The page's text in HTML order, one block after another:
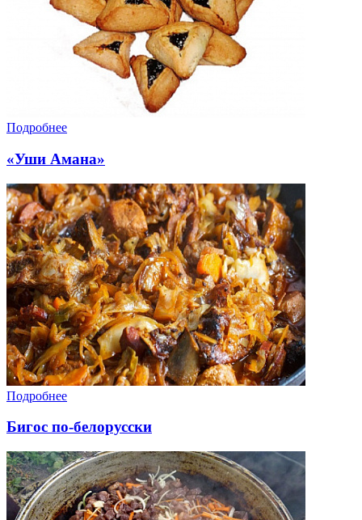
Подробнее
«Уши Амана»
Подробнее
Бигос по-белорусски